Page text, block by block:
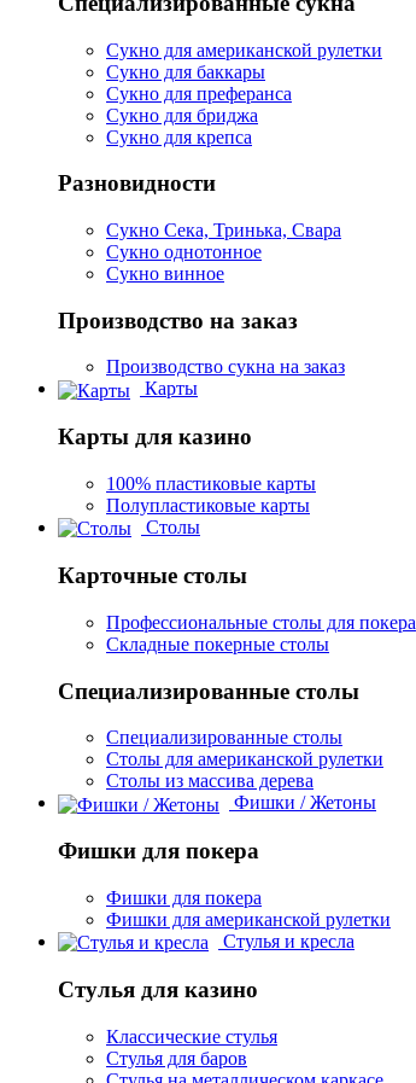
Сукно для американской рулетки
Сукно для баккары
Сукно для преферанса
Сукно для бриджа
Сукно для крепса
Разновидности
Сукно Сека, Тринька, Свара
Сукно однотонное
Сукно винное
Производство на заказ
Производство сукна на заказ
Карты
Карты для казино
100% пластиковые карты
Полупластиковые карты
Столы
Карточные столы
Профессиональные столы для покера
Складные покерные столы
Специализированные столы
Специализированные столы
Столы для американской рулетки
Столы из массива дерева
Фишки / Жетоны
Фишки для покера
Фишки для покера
Фишки для американской рулетки
Стулья и кресла
Стулья для казино
Классические стулья
Стулья для баров